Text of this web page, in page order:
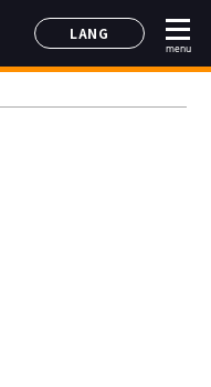
LANG
日本語
menu